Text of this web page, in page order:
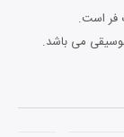
فر است.